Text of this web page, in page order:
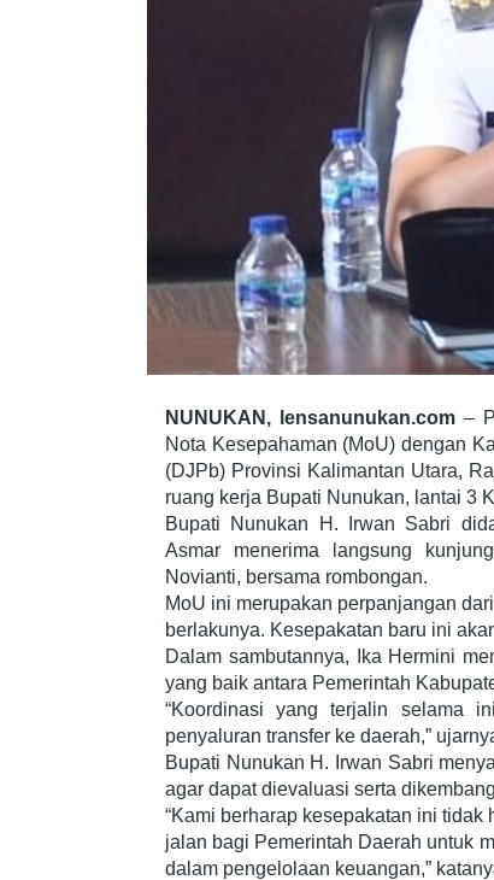
NUNUKAN, lensanunukan.com–
Nota Kesepahaman (MoU) dengan
(DJPb) Provinsi Kalimantan Utara,
ruang kerja Bupati Nunukan, lantai 3
Bupati Nunukan H. Irwan Sabri
Asmar menerima langsung
Novianti, bersama rombongan.
MoU ini merupakan perpanjangan
berlakunya. Kesepakatan baru ini
Dalam sambutannya, Ika Hermini
yang baik antara Pemerintah
“Koordinasi yang terjalin selama
penyaluran transfer ke daerah,”
Bupati Nunukan H. Irwan Sabri
agar dapat dievaluasi serta
“Kami berharap kesepakatan ini
jalan bagi Pemerintah Daerah untuk
dalam pengelolaan keuangan,”